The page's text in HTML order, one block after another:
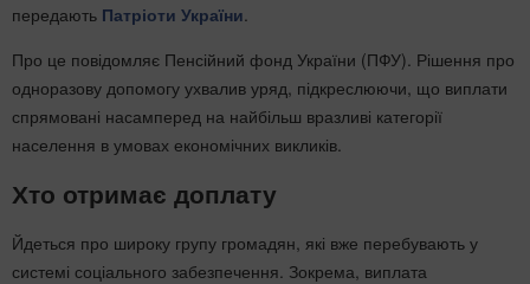
передають Патріоти України
Про це повідомляє Пенсійний фонд України (ПФУ). Рішення про
одноразову допомогу ухвалив уряд, підкреслюючи, що виплати
спрямовані насамперед на найбільш вразливі категорії
населення в умовах економічних викликів.
Хто отримає доплату
Йдеться про широку групу громадян, які вже перебувають у
системі соціального забезпечення. Зокрема, виплата